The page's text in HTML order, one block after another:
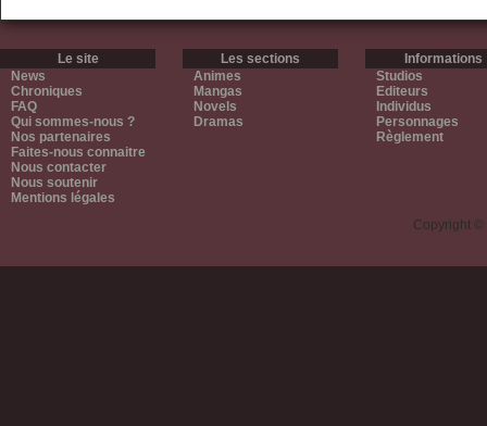
Le site
News
Chroniques
FAQ
Qui sommes-nous ?
Nos partenaires
Faites-nous connaitre
Nous contacter
Nous soutenir
Mentions légales
Les sections
Animes
Mangas
Novels
Dramas
Informations
Studios
Editeurs
Individus
Personnages
Règlement
Copyright ©